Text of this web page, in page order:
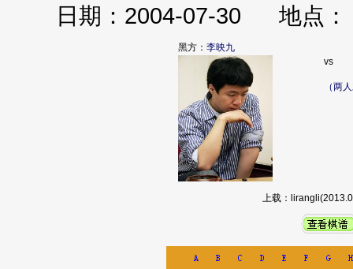
日期：2004-07-30 地
黑方： 李映九
vs
（两
上载：